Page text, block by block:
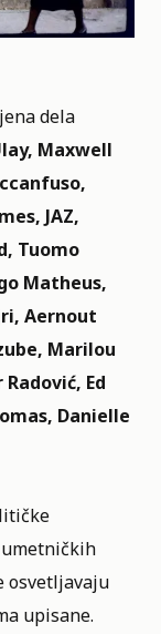
dela
Maxwell
JAZ,
Tuomo
Matheus,
Aernout
Marilou
Ed
Danielle
osvetljavaju
upisane.